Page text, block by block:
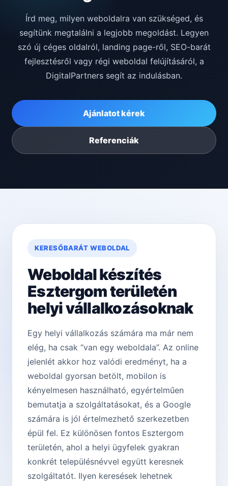
Írd meg, milyen weboldalra van szükséged, és
segítünk megtalálni a legjobb megoldást. Legyen
szó új céges oldalról, landing page-ről, SEO-barát
fejlesztésről vagy régi weboldal felújításáról, a
DigitalPartners segít az indulásban.
Ajánlatot kérek
Referenciák
KERESŐBARÁT WEBOLDAL
Weboldal készítés
Esztergom területén
helyi vállalkozásoknak
Egy helyi vállalkozás számára ma már nem
elég, ha csak “van egy weboldala”. Az online
jelenlét akkor hoz valódi eredményt, ha a
weboldal gyorsan betölt, mobilon is
kényelmesen használható, egyértelműen
bemutatja a szolgáltatásokat, és a Google
számára is jól értelmezhető szerkezetben
épül fel. Ez különösen fontos Esztergom
területén, ahol a helyi ügyfelek gyakran
konkrét településnévvel együtt keresnek
szolgáltatót. Ilyen keresések lehetnek